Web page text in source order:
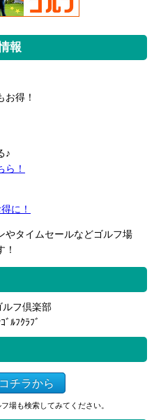
報
得！
♪
！
に！
やタイムセールなどゴルフ場
ルフ倶楽部
ﾞﾙﾌｸﾗﾌﾞ
チラから
場も検索してみてください。